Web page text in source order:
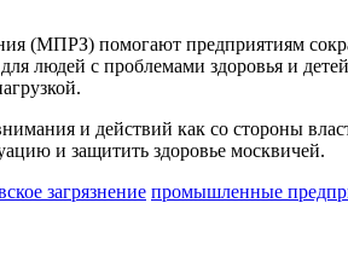
(МПРЗ) помогают предприятиям
людей с проблемами здоровья и
и действий как со стороны
и защитить здоровье москвичей.
загрязнение промышленные